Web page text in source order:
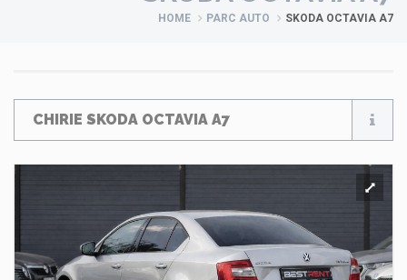
HOME PARC AUTO SKODA OCTAVIA A7
CHIRIE SKODA OCTAVIA A7